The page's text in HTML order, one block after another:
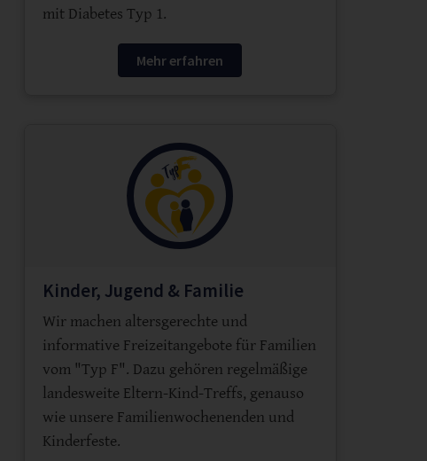
mit Diabetes Typ 1.
Mehr erfahren
Kinder, Jugend & Familie
Wir machen altersgerechte und
informative Freizeitangebote für Familien
vom "Typ F". Dazu gehören regelmäßige
landesweite Eltern-Kind-Treffs, genauso
wie unsere Familienwochenenden und
Kinderfeste.